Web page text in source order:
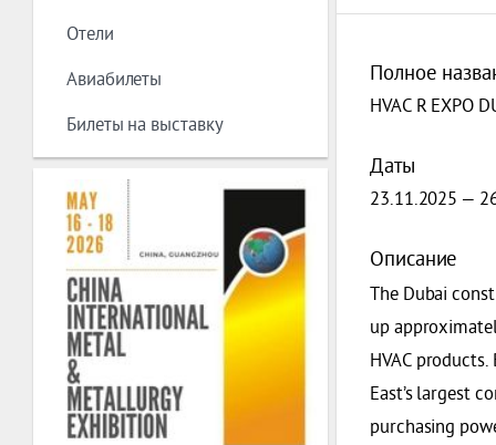
Отели
Авиабилеты
Билеты на выставку
Полное
HVAC R EXPO
Даты
23.11.2025 —
Описание
The Dubai
up
HVAC
East’s largest
purchasing